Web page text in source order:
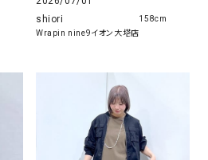
shiori
Wrapin nine9イオン大塔店
158cm